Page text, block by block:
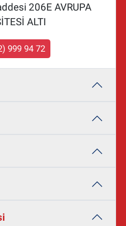
206E AVRUPA
ALTI
999 94 72